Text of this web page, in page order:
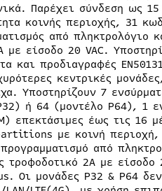
Παρέχει σύνδεση ως
κοινής περιοχής, 31
από πληκτρολόγιο
είσοδο 20 VAC.
και προδιαγραφές
κεντρικές
Υποστηρίζουν 7
ή 64 (μοντέλο P64), 1
επεκτάσιμες έως τις 16
με κοινή
από
2Α με είσοδο
Οι μονάδες P32 & P64